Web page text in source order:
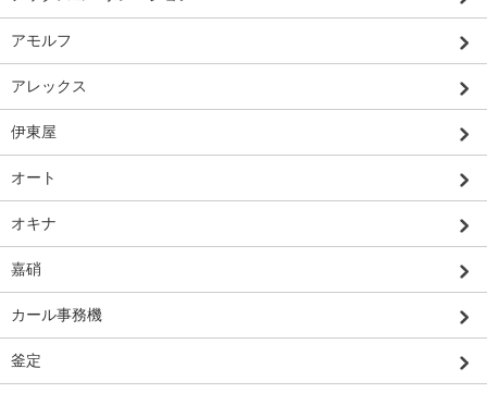
アモルフ
アレックス
伊東屋
オート
オキナ
嘉硝
カール事務機
釜定